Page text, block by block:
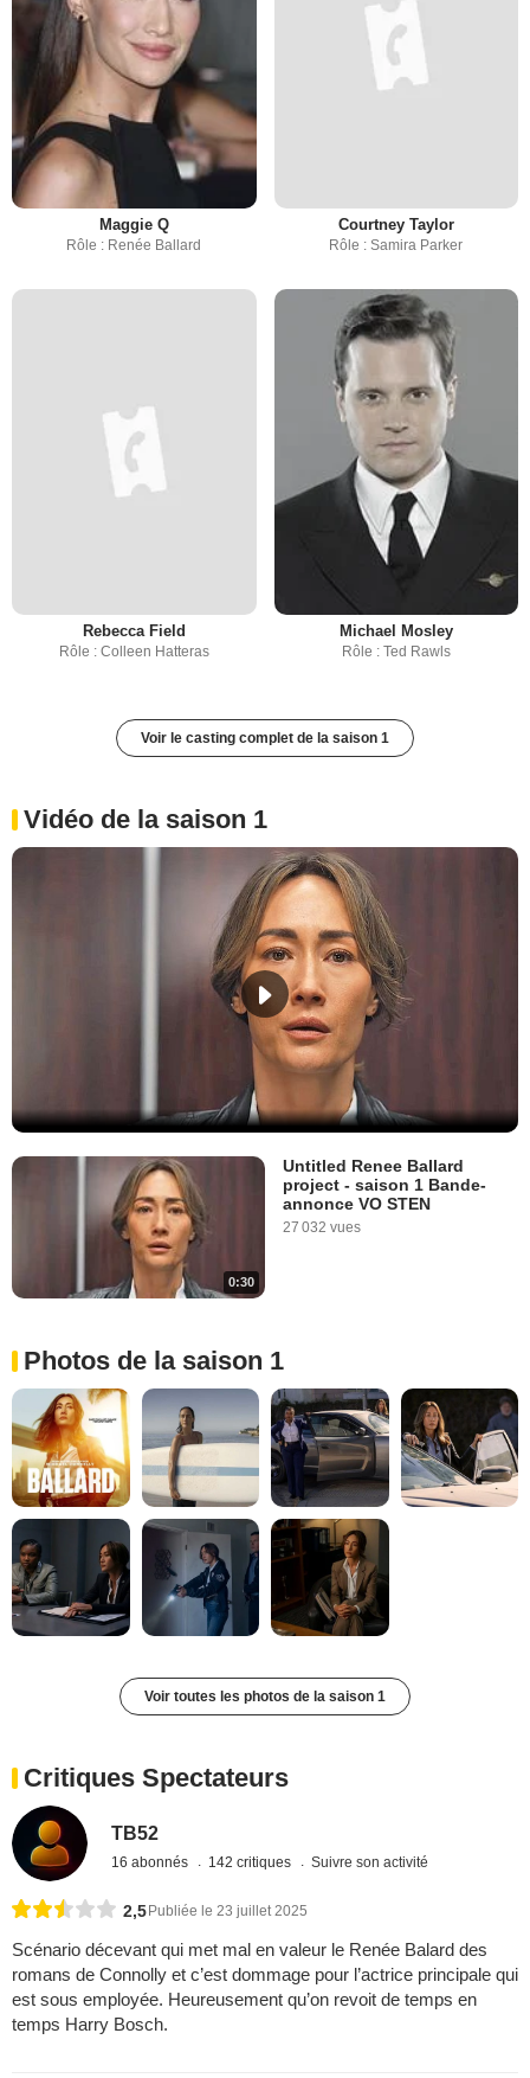
Maggie Q
Rôle : Renée Ballard
Courtney Taylor
Rôle : Samira Parker
Rebecca Field
Rôle : Colleen Hatteras
Michael Mosley
Rôle : Ted Rawls
Voir le casting complet de la saison 1
Vidéo de la saison 1
0:30
Untitled Renee Ballard
project - saison 1 Bande-
annonce VO STEN
27 032 vues
Photos de la saison 1
Voir toutes les photos de la saison 1
Critiques Spectateurs
TB52
16 abonnés 142 critiques Suivre son activité
2,5 Publiée le 23 juillet 2025
Scénario décevant qui met mal en valeur le Renée Balard des
romans de Connolly et c’est dommage pour l’actrice principale qui
est sous employée. Heureusement qu’on revoit de temps en
temps Harry Bosch.